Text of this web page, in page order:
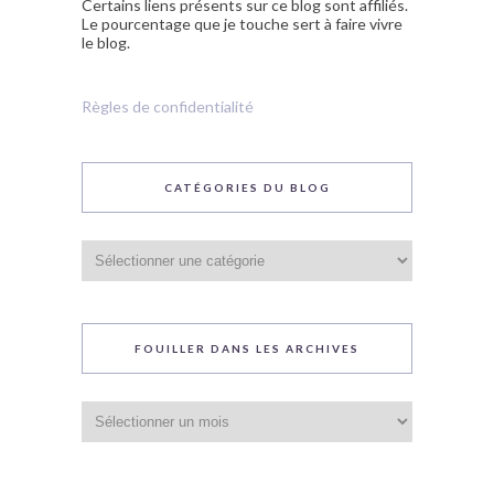
Certains liens présents sur ce blog sont affiliés.
Le pourcentage que je touche sert à faire vivre
le blog.
Règles de confidentialité
CATÉGORIES DU BLOG
du
blog
FOUILLER DANS LES ARCHIVES
dans
les